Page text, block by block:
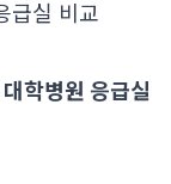
급실 비교
대학병원 응급실